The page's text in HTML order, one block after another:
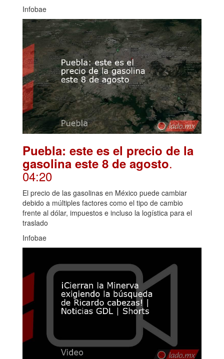
Infobae
Puebla: este es el precio de la
gasolina este 8 de agosto.
04:20
El precio de las gasolinas en México puede cambiar
debido a múltiples factores como el tipo de cambio
frente al dólar, impuestos e incluso la logística para el
traslado
Infobae